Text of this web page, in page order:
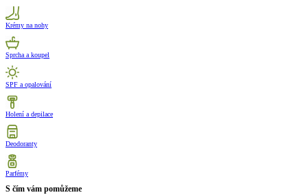
Krémy na nohy
Sprcha a koupel
SPF a opalování
Holení a depilace
Deodoranty
Parfémy
S čím vám pomůžeme